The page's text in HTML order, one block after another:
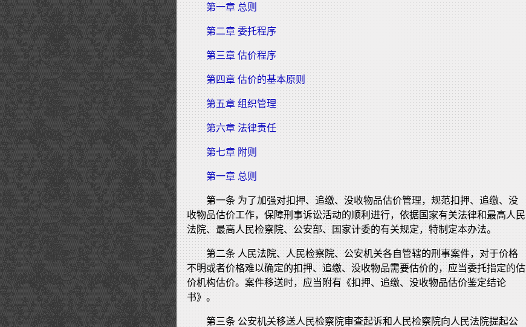
第一章 总则
第二章 委托程序
第三章 估价程序
第四章 估价的基本原则
第五章 组织管理
第六章 法律责任
第七章 附则
第一章 总则
第一条 为了加强对扣押、追缴、没收物品估价管理，规范扣押、追缴、没
收物品估价工作，保障刑事诉讼活动的顺利进行，依据国家有关法律和最高人民
法院、最高人民检察院、公安部、国家计委的有关规定，特制定本办法。
第二条 人民法院、人民检察院、公安机关各自管辖的刑事案件，对于价格
不明或者价格难以确定的扣押、追缴、没收物品需要估价的，应当委托指定的估
价机构估价。案件移送时，应当附有《扣押、追缴、没收物品估价鉴定结论
书》。
第三条 公安机关移送人民检察院审查起诉和人民检察院向人民法院提起公